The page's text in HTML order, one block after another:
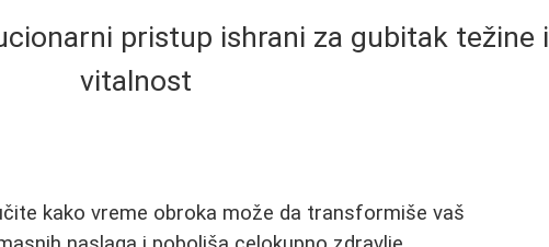
pristup ishrani za gubitak težine i
vitalnost
kako vreme obroka može da transformiše vaš